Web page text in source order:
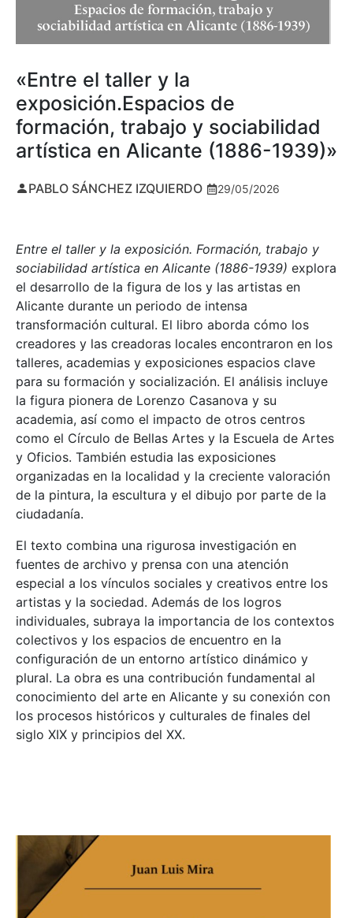
«Entre el taller y la
exposición.Espacios de
formación, trabajo y sociabilidad
artística en Alicante (1886-1939)»
PABLO SÁNCHEZ IZQUIERDO 29/05/2026
Entre el taller y la exposición. Formación, trabajo y
sociabilidad artística en Alicante (1886-1939) explora
el desarrollo de la figura de los y las artistas en
Alicante durante un periodo de intensa
transformación cultural. El libro aborda cómo los
creadores y las creadoras locales encontraron en los
talleres, academias y exposiciones espacios clave
para su formación y socialización. El análisis incluye
la figura pionera de Lorenzo Casanova y su
academia, así como el impacto de otros centros
como el Círculo de Bellas Artes y la Escuela de Artes
y Oficios. También estudia las exposiciones
organizadas en la localidad y la creciente valoración
de la pintura, la escultura y el dibujo por parte de la
ciudadanía.
El texto combina una rigurosa investigación en
fuentes de archivo y prensa con una atención
especial a los vínculos sociales y creativos entre los
artistas y la sociedad. Además de los logros
individuales, subraya la importancia de los contextos
colectivos y los espacios de encuentro en la
configuración de un entorno artístico dinámico y
plural. La obra es una contribución fundamental al
conocimiento del arte en Alicante y su conexión con
los procesos históricos y culturales de finales del
siglo XIX y principios del XX.